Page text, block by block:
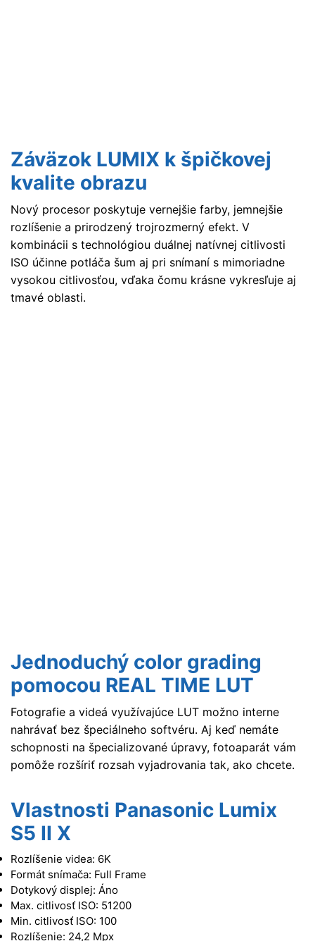
Záväzok LUMIX k špičkovej
kvalite obrazu
Nový procesor poskytuje vernejšie farby, jemnejšie
rozlíšenie a prirodzený trojrozmerný efekt. V
kombinácii s technológiou duálnej natívnej citlivosti
ISO účinne potláča šum aj pri snímaní s mimoriadne
vysokou citlivosťou, vďaka čomu krásne vykresľuje aj
tmavé oblasti.
Jednoduchý color grading
pomocou REAL TIME LUT
Fotografie a videá využívajúce LUT možno interne
nahrávať bez špeciálneho softvéru. Aj keď nemáte
schopnosti na špecializované úpravy, fotoaparát vám
pomôže rozšíriť rozsah vyjadrovania tak, ako chcete.
Vlastnosti Panasonic Lumix
S5 II X
Rozlíšenie videa: 6K
Formát snímača: Full Frame
Dotykový displej: Áno
Max. citlivosť ISO: 51200
Min. citlivosť ISO: 100
Rozlíšenie: 24,2 Mpx